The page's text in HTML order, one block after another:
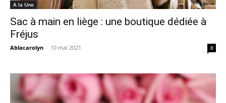
A la Une
Sac à main en liège : une boutique dédiée à
Fréjus
Ablacarolyn - 10 mai 2021 0